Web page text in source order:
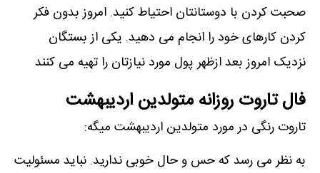
صحبت کردن با دوستانتان احتیاط کنید. امروز بدون فکر
کردن کارهای خود را انجام می دهید. یکی از بستگان
نزدیک امروز بعد ازظهر پول مورد نیازتان را تهیه می کنند
فال تاروت روزانه متولدین اردیبهشت
تاروت رنگی در مورد متولدین اردیبهشت میگه:
به نظر می رسد که حس و حال خوبی ندارید. نباید مسئولیت